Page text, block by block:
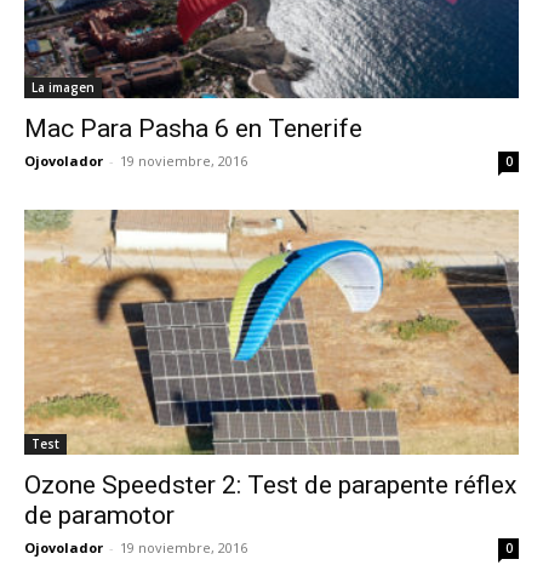
La imagen
Mac Para Pasha 6 en Tenerife
Ojovolador - 19 noviembre, 2016 0
Test
Ozone Speedster 2: Test de parapente réflex
de paramotor
Ojovolador - 19 noviembre, 2016 0